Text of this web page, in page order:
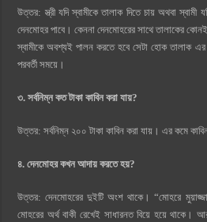
উত্তর: স্ত্রী যদি স্বামীকে তালাক দিতে চায় অথবা স্বামী
দেনমোহর পাবে। কেননা দেনমোহরের সাথে তালাকের
স্বামীকে অবশ্যই পালন করতে হবে সেটা হোক তালাক এর
পরবর্তী সময়ে।
৩. সর্বনিম্ন কত টাকা কাবিন করা যায়?
উত্তর: সর্বনিম্ন ২০০ টাকা কাবিন করা যায়। এর কমে
৪. দেনমোহর কখন আদায় করতে হয়?
উত্তর: দেনমোহরের দুইটি অংশ থাকে। “মোহরে
মোহরের অর্থ বাকী রেখেই সাধারনত বিয়ে হয়ে থাকে।